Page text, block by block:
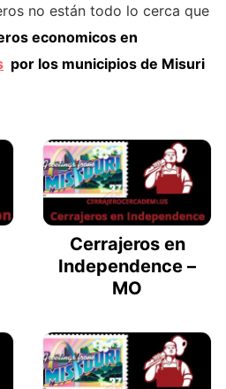
no están todo lo cerca que
economicos en
por los municipios de Misuri
Cerrajeros en
Independence –
MO